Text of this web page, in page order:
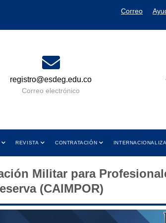
Correo
+57 310 273 9049
Celular
REVISTA CONTRATACIÓN
Militar para
(CAIMPOR)